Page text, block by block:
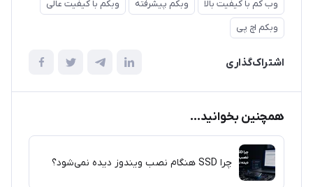
وب کم با کیفیت بالا وبکم پیشرفته
وبکم با کیفیت عالی
وبکم اچ پی
اشتراک‌گذاری
همچنین بخوانید...
چرا SSD هنگام نصب ویندوز دیده نمی‌شود؟